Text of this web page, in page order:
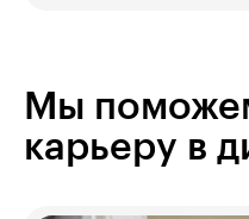
Мы
карьеру в